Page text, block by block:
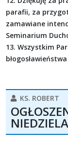
parafii, za
zamawiane
Seminarium
13. Wszystkim
KS. ROBERT